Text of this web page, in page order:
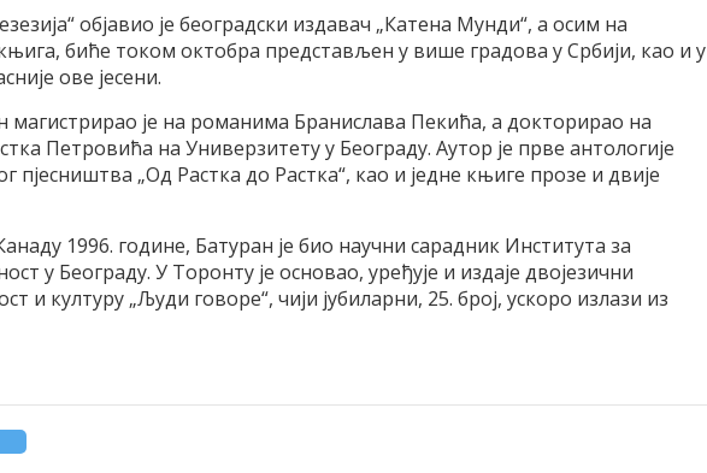
објавио је београдски издавач „Катена Мунди“, а осим на
биће током октобра представљен у више градова у Србији, као и у
ове јесени.
магистрирао је на романима Бранислава Пекића, а докторирао на
Петровића на Универзитету у Београду. Аутор је прве антологије
пјесништва „Од Растка до Растка“, као и једне књиге прозе и двије
1996. године, Батуран је био научни сарадник Института за
у Београду. У Торонту је основао, уређује и издаје двојезични
и културу „Људи говоре“, чији јубиларни, 25. број, ускоро излази из